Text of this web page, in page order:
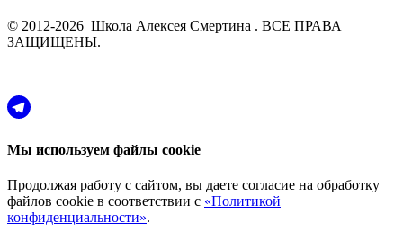
© 2012-2026 Школа Алексея Смертина . ВСЕ ПРАВА
ЗАЩИЩЕНЫ.
Мы используем файлы cookie
Продолжая работу с сайтом, вы даете согласие на обработку
файлов cookie в соответствии с «Политикой
конфиденциальности».